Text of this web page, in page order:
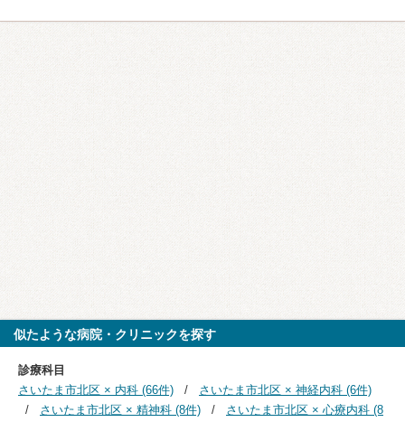
似たような病院・クリニックを探す
診療科目
さいたま市北区 × 内科 (66件)
さいたま市北区 × 神経内科 (6件)
さいたま市北区 × 精神科 (8件)
さいたま市北区 × 心療内科 (8